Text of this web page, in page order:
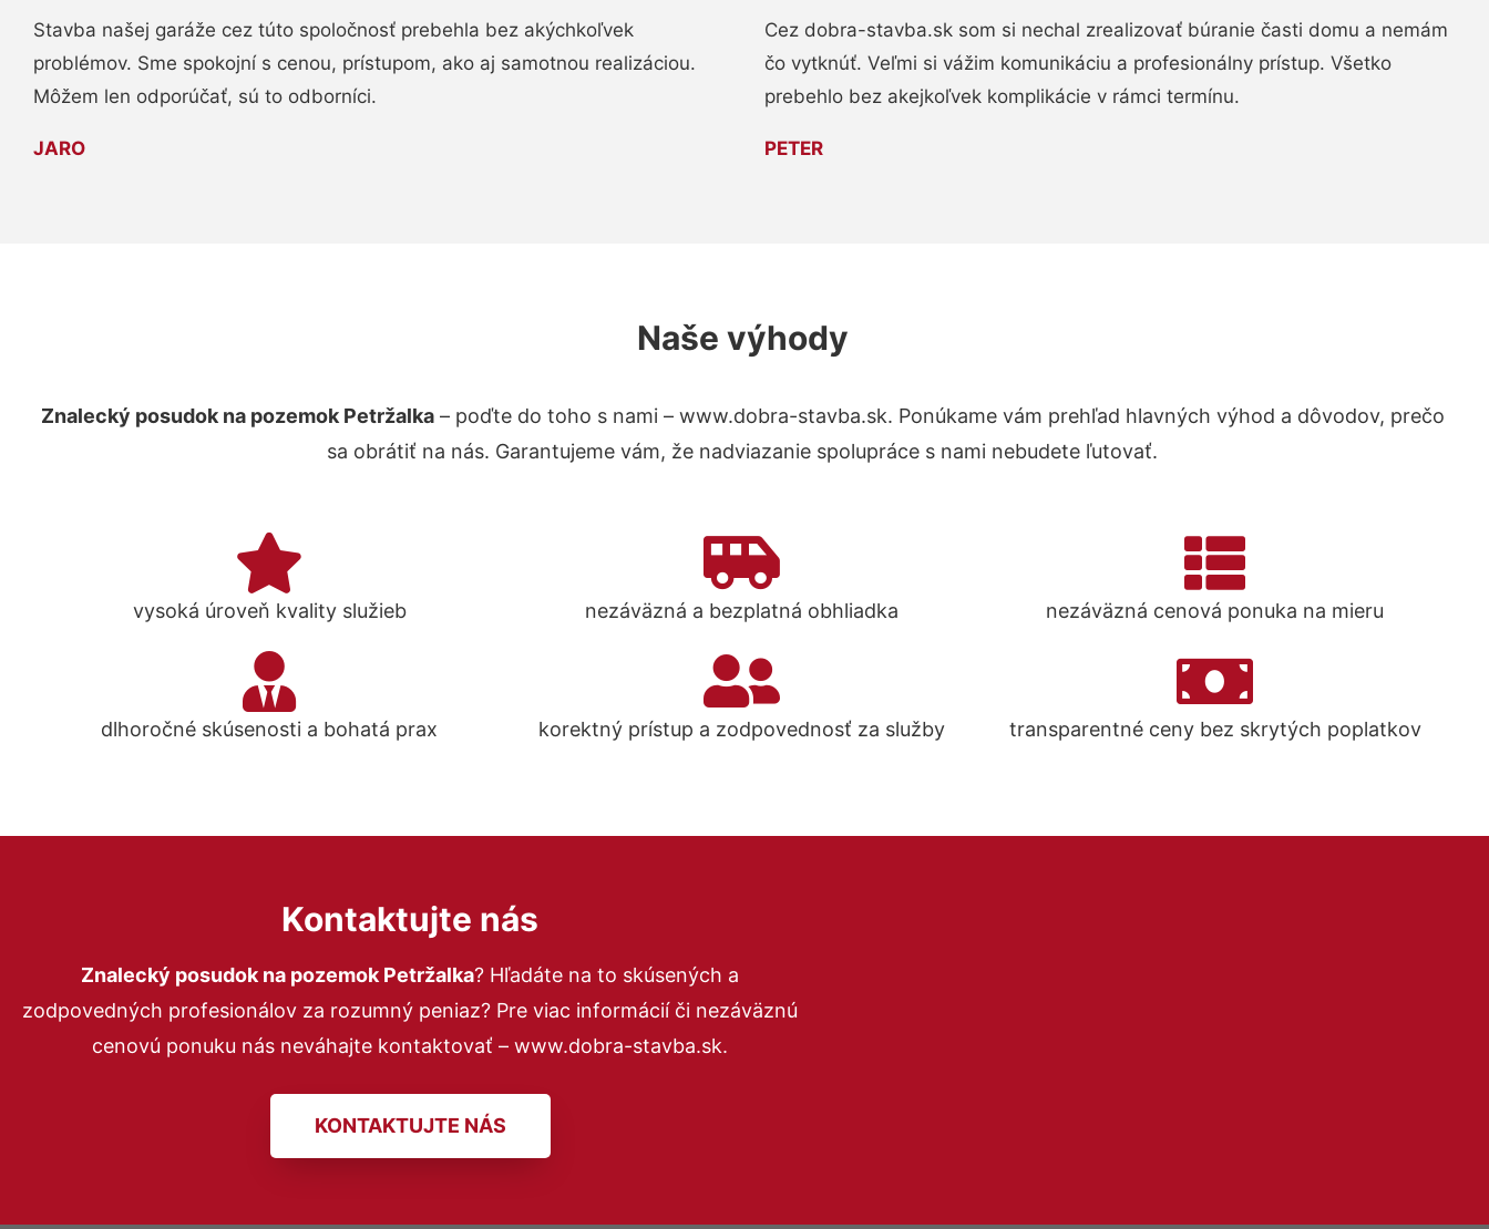
Stavba našej garáže cez túto spoločnosť prebehla bez akýchkoľvek
problémov. Sme spokojní s cenou, prístupom, ako aj samotnou realizáciou.
Môžem len odporúčať, sú to odborníci.
JARO
Cez dobra-stavba.sk som si nechal zrealizovať búranie časti domu a nemám
čo vytknúť. Veľmi si vážim komunikáciu a profesionálny prístup. Všetko
prebehlo bez akejkoľvek komplikácie v rámci termínu.
PETER
Naše výhody
Znalecký posudok na pozemok Petržalka– poďte do toho s nami – www.dobra-stavba.sk. Ponúkame vám prehľad hlavných výhod a dôvodov, prečo
sa obrátiť na nás. Garantujeme vám, že nadviazanie spolupráce s nami nebudete ľutovať.
vysoká úroveň kvality služieb nezáväzná a bezplatná obhliadka nezáväzná cenová ponuka na mieru
dlhoročné skúsenosti a bohatá prax korektný prístup a zodpovednosť za služby transparentné ceny bez skrytých poplatkov
Kontaktujte nás
Znalecký posudok na pozemok Petržalka? Hľadáte na to skúsených a
zodpovedných profesionálov za rozumný peniaz? Pre viac informácií či nezáväznú
cenovú ponuku nás neváhajte kontaktovať – www.dobra-stavba.sk.
KONTAKTUJTE NÁS